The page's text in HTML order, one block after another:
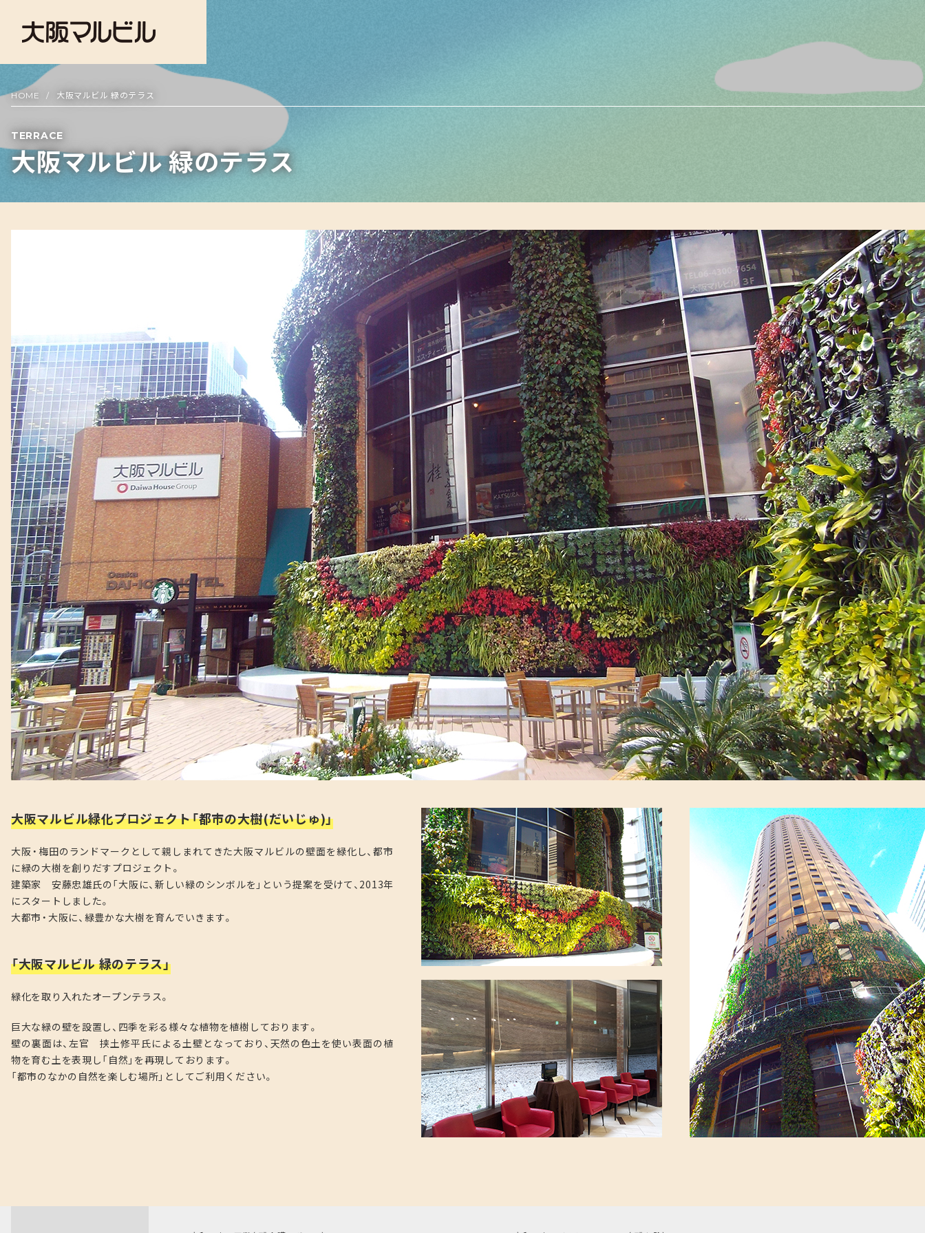
HOME 大阪マルビル 緑のテラス
TERRACE
大阪マルビル 緑のテラス
大阪マルビル緑化プロジェクト「都市の大樹(だいじゅ)」
大阪・梅田のランドマークとして親しまれてきた大阪マルビルの壁面を緑化し、都市
に緑の大樹を創りだすプロジェクト。
建築家 安藤忠雄氏の「大阪に、新しい緑のシンボルを」という提案を受けて、2013年
にスタートしました。
大都市・大阪に、緑豊かな大樹を育んでいきます。
「大阪マルビル 緑のテラス」
緑化を取り入れたオープンテラス。
巨大な緑の壁を設置し、四季を彩る様々な植物を植樹しております。
壁の裏面は、左官 挟土修平氏による土壁となっており、天然の色土を使い表面の植
物を育む土を表現し「自然」を再現しております。
「都市のなかの自然を楽しむ場所」としてご利用ください。